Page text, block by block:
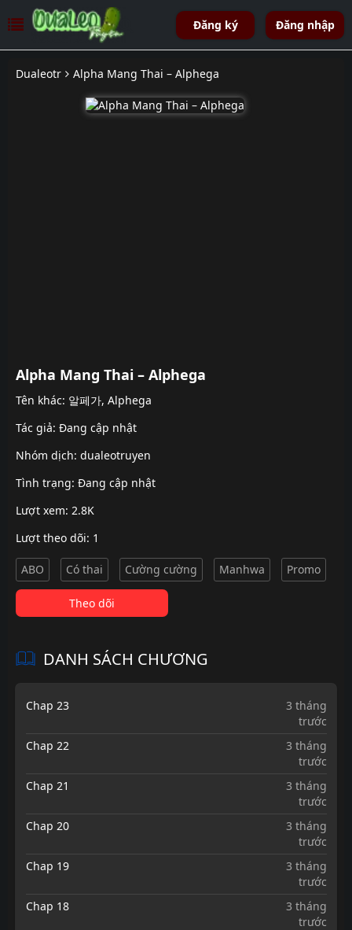
Đăng ký Đăng nhập
Dualeotr Alpha Mang Thai – Alphega
Alpha Mang Thai – Alphega
Tên khác: 알페가, Alphega
Tác giả: Đang cập nhật
Nhóm dịch: dualeotruyen
Tình trạng: Đang cập nhật
Lượt xem: 2.8K
Lượt theo dõi: 1
ABO Có thai Cường cường Manhwa Promo
Theo dõi
DANH SÁCH CHƯƠNG
Chap 23
3 tháng
trước
Chap 22
3 tháng
trước
Chap 21
3 tháng
trước
Chap 20
3 tháng
trước
Chap 19
3 tháng
trước
Chap 18
3 tháng
trước